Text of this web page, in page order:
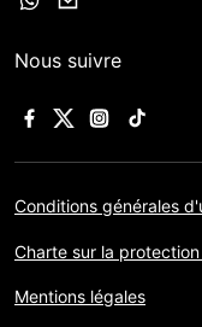
Nous suivre
Conditions générales
Charte sur la
Mentions légales